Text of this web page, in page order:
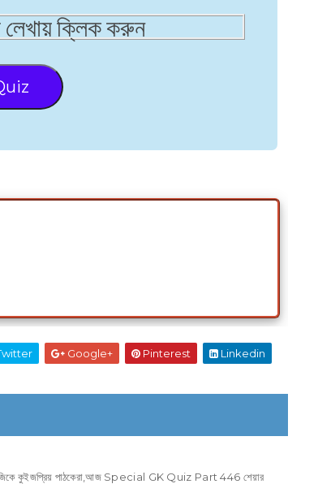
লেখায় ক্লিক করুন
Google+ Pinterest Linkedin
কুইজপ্রিয় পাঠকেরা,আজ Special GK Quiz Part 446 শেয়ার